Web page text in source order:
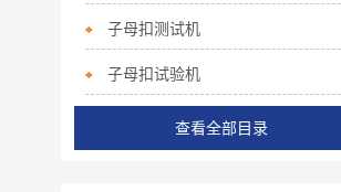
子母扣测试机
子母扣试验机
查看全部目录